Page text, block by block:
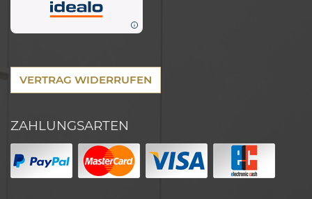
VERTRAG WIDERRUFEN
ZAHLUNGSARTEN